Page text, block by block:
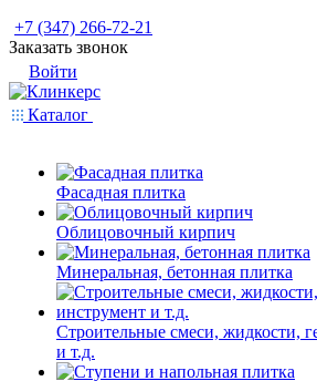
+7 (347) 266-72-21
Заказать звонок
Войти
Каталог
Фасадная плитка
Облицовочный кирпич
Минеральная, бетонная плитка
Строительные смеси, жидкости,
и т.д.